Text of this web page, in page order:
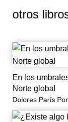
otros
En los
Norte global
Dolores París